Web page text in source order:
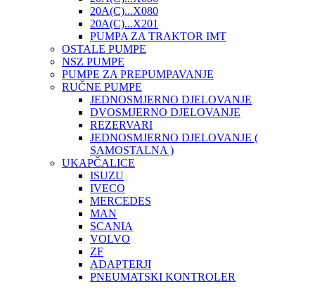
20A(C)...X080
20A(C)...X201
PUMPA ZA TRAKTOR IMT
OSTALE PUMPE
NSZ PUMPE
PUMPE ZA PREPUMPAVANJE
RUČNE PUMPE
JEDNOSMJERNO DJELOVANJE
DVOSMJERNO DJELOVANJE
REZERVARI
JEDNOSMJERNO DJELOVANJE (
SAMOSTALNA )
UKAPČALICE
ISUZU
IVECO
MERCEDES
MAN
SCANIA
VOLVO
ZF
ADAPTERJI
PNEUMATSKI KONTROLER